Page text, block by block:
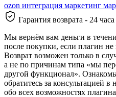
ozon интеграция маркетинг
Гарантия возврата - 24 часа
Мы вернём вам деньги в
после покупки, если плагин
Возврат возможен только в
а не по причинам типа «мы
другой функционал».
обратитесь за консультацией
обо всех возможностях